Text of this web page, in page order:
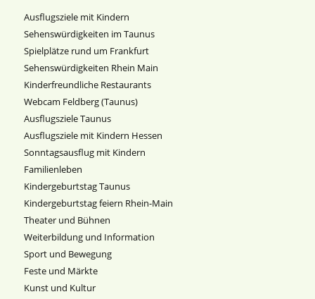
Ausflugsziele mit Kindern
Sehenswürdigkeiten im Taunus
Spielplätze rund um Frankfurt
Sehenswürdigkeiten Rhein Main
Kinderfreundliche Restaurants
Webcam Feldberg (Taunus)
Ausflugsziele Taunus
Ausflugsziele mit Kindern Hessen
Sonntagsausflug mit Kindern
Familienleben
Kindergeburtstag Taunus
Kindergeburtstag feiern Rhein-Main
Theater und Bühnen
Weiterbildung und Information
Sport und Bewegung
Feste und Märkte
Kunst und Kultur